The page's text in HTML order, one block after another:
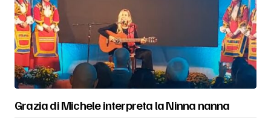
Grazia di Michele interpreta la Ninna nanna